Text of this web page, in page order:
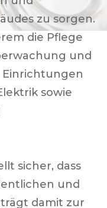
zu sorgen.
die Pflege
und
sowie
sicher, dass
und
damit zur